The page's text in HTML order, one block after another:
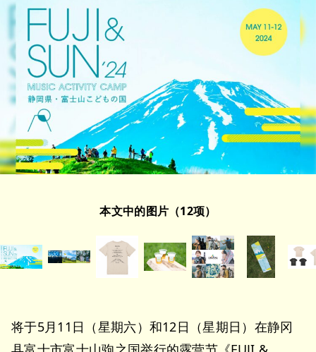
本文中的图片（12项）
将于5月11日（星期六）和12日（星期日）在静冈